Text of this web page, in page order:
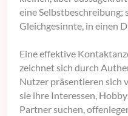
eine Selbstbeschreibung;
Gleichgesinnte, in einen
Eine effektive
zeichnet sich durch
Nutzer präsentieren sich
sie ihre Interessen,
Partner suchen,